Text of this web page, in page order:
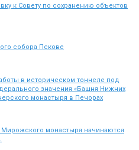
к Совету по сохранению объектов
собора Пскове
в историческом тоннеле под
значения «Башня Нижних
монастыря в Печорах
монастыря начинаются